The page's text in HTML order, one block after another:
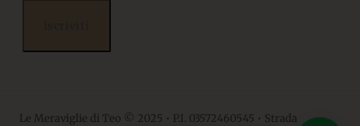
Le Meraviglie di Teo © 2025 • P.I. 03572460545 • Strada